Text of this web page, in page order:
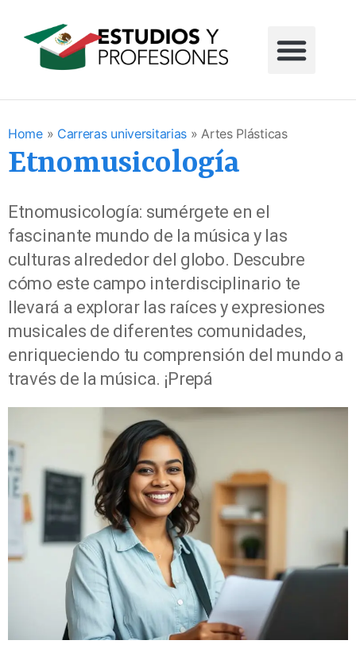
Home» Carreras universitarias »Artes Plásticas
Etnomusicología
Etnomusicología: sumérgete en el
fascinante mundo de la música y las
culturas alrededor del globo. Descubre
cómo este campo interdisciplinario te
llevará a explorar las raíces y expresiones
musicales de diferentes comunidades,
enriqueciendo tu comprensión del mundo a
través de la música. ¡Prepá